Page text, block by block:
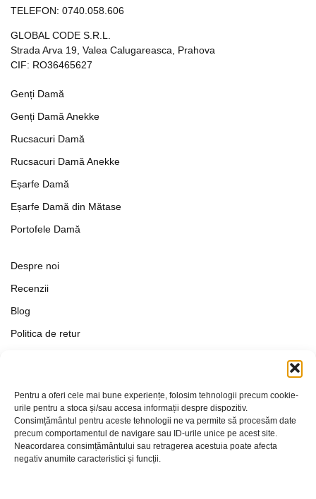
Pentru a oferi cele mai bune experiențe, folosim tehnologii precum cookie-
urile pentru a stoca și/sau accesa informații despre dispozitiv.
Consimțământul pentru aceste tehnologii ne va permite să procesăm date
precum comportamentul de navigare sau ID-urile unice pe acest site.
Neacordarea consimțământului sau retragerea acestuia poate afecta
negativ anumite caracteristici și funcții.
TELEFON: 0740.058.606
GLOBAL CODE S.R.L.
Strada Arva 19, Valea Calugareasca, Prahova
CIF: RO36465627
Genți Damă
Genți Damă Anekke
Rucsacuri Damă
Rucsacuri Damă Anekke
Eșarfe Damă
Eșarfe Damă din Mătase
Portofele Damă
Despre noi
Recenzii
Blog
Politica de retur
Politica de Confidențialitate
Politica de cookies
Setări Cookie-uri
Contact